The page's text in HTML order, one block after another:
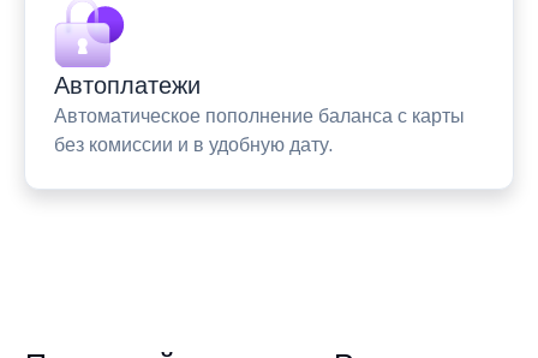
Автоплатежи
Автоматическое пополнение баланса с карты
без комиссии и в удобную дату.